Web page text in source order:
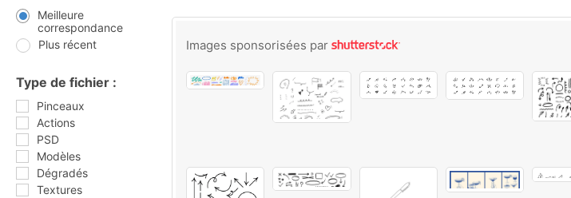
Meilleure
correspondance
Plus récent
Type de fichier :
Pinceaux
Actions
PSD
Modèles
Dégradés
Textures
Images sponsorisées par